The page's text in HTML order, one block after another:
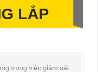
LẮP
trong việc giám sát